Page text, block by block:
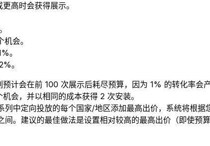
高时会获得展示。
会。
。
。
计会在前 100 次展示后耗尽预算，因为 1% 的转化率
会，并以相同的成本获得 2 次安装。
列中定向投放的每个国家/地区添加最高出价，系统将根
。建议的最佳做法是设置相对较高的最高出价（即使